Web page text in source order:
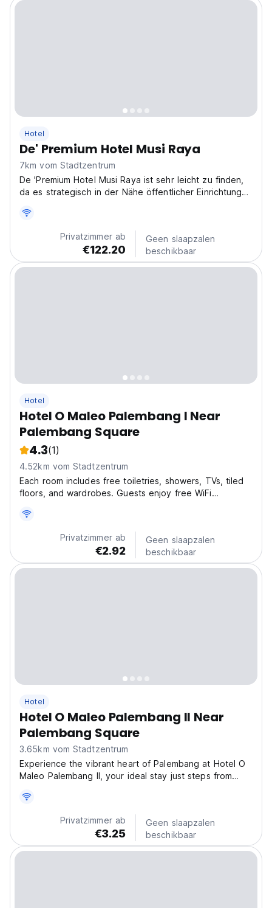
Hotel
De' Premium Hotel Musi Raya
7km vom Stadtzentrum
De 'Premium Hotel Musi Raya ist sehr leicht zu finden,
da es strategisch in der Nähe öffentlicher Einrichtungen
Privatzimmer ab
€122.20
Geen slaapzalen
beschikbaar
Hotel
Hotel O Maleo Palembang I Near
Palembang Square
4.3(1)
4.52km vom Stadtzentrum
Each room includes free toiletries, showers, TVs, tiled
floors, and wardrobes. Guests enjoy free WiFi
service, and luggage storage. Free on-site parking is
available, and halal and Asian breakfasts are served...
Privatzimmer ab
€2.92
Geen slaapzalen
beschikbaar
Hotel
Hotel O Maleo Palembang Il Near
Palembang Square
3.65km vom Stadtzentrum
Experience the vibrant heart of Palembang at Hotel O
Maleo Palembang II, your ideal stay just steps from
cultural epicenter. Perfectly positioned for travelers
seeking convenience and affordability, our...
Privatzimmer ab
€3.25
Geen slaapzalen
beschikbaar